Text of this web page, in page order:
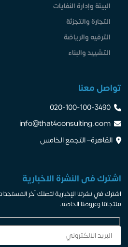
البيئة وإدارة النفايات
التجارة والتجزئة
الترفيه والرياضة
التشييد والبناء
تواصل معنا
020-100-100-3490
info@that4consulting.com
القاهرة– التجمع الخامس
اشترك فى النشرة الاخبارية
اشترك في نشرتنا الإخبارية لتصلك آخر
منتجاتنا وعروضنا الخاصة.